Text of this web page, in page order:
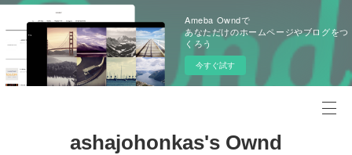
Ameba Owndで
あなただけのホームページやブログをつ
くろう
今すぐ試す
ashajohonkas's Ownd